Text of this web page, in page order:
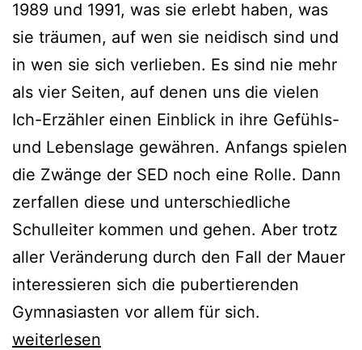
1989 und 1991, was sie erlebt haben, was
sie träumen, auf wen sie neidisch sind und
in wen sie sich verlieben. Es sind nie mehr
als vier Seiten, auf denen uns die vielen
Ich-Erzähler einen Einblick in ihre Gefühls-
und Lebenslage gewähren. Anfangs spielen
die Zwänge der SED noch eine Rolle. Dann
zerfallen diese und unterschiedliche
Schulleiter kommen und gehen. Aber trotz
aller Veränderung durch den Fall der Mauer
interessieren sich die pubertierenden
Gymnasiasten vor allem für sich.
Julia
weiterlesen